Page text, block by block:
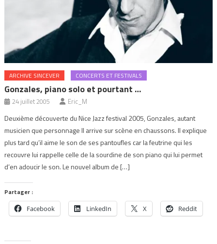
ARCHIVE SINCEVER CONCERTS ET FESTIVALS
Gonzales, piano solo et pourtant …
24 juillet 2005 Eric_M
Deuxième découverte du Nice Jazz festival 2005, Gonzales, autant
musicien que personnage Il arrive sur scène en chaussons. Il explique
plus tard qu’il aime le son de ses pantoufles car la feutrine qui les
recouvre lui rappelle celle de la sourdine de son piano qui lui permet
d’en adoucir le son. Le nouvel album de […]
Partager :
Facebook LinkedIn X Reddit